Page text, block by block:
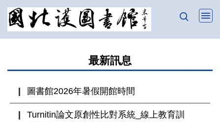
跳
到
最新訊息
圖書館2026年暑假開館時間
Turnitin論文原創性比對系統_線上教育訓